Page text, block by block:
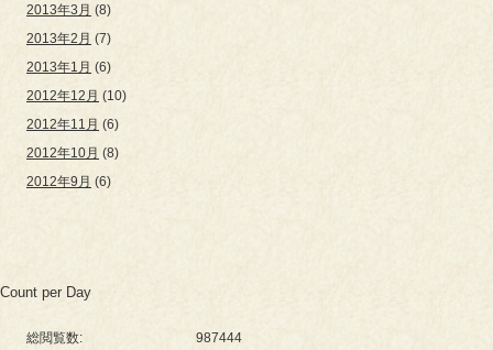
2013年3月 (8)
2013年2月 (7)
2013年1月 (6)
2012年12月 (10)
2012年11月 (6)
2012年10月 (8)
2012年9月 (6)
Count per Day
987444
総閲覧数: